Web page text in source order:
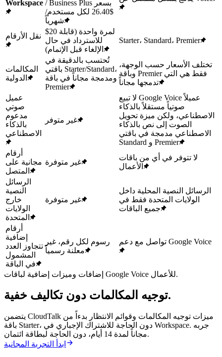
Workspace / Business Plus بسعر
$26.40 لكل مستخدم/
شهرياً
نقل الأرقام
$20 لمرة واحدة (قابلة
للاسترداد في حال
الإلغاء قبل الإتمام)
Starter، Standard، Premier
المكالمات
الدولية
تُحتسب بالدقيقة في
باقتي Starter/Standard،
ومدمجة مجاناً في باقة
Premier
تختلف الأسعار حسب الوجهة،
وباقة Premier فقط هي التي
تدمجها مجاناً
عميل
صوتي
مدعوم
بالذكاء
الاصطناعي
غير متوفر
لا تبيع Google Voice عميلاً
صوتياً مستقلاً بالذكاء
الاصطناعي، ولكن ميزة تحويل
الصوت إلى نص بالذكاء
الاصطناعي مدمجة في باقتي
Standard و Premier
أرقام
مجانية على
المتصل
غير متوفرة
لا تتوفر في أي من باقات
الأعمال
الرسائل
النصية
خارج
الولايات
المتحدة
غير متوفرة
الرسائل النصية المحلية داخل
الولايات المتحدة فقط في
جميع الباقات
أرقام
إضافية
تتجاوز العدد
المشمول
في الباقة
رسوم لكل رقم، غير
معلنة رسمياً
تواصل مع دعم Google Voice
إضافات وميزات إضافية لباقات Google Voice للأعمال.
توجيه المكالمات دون تكاليف خفية.
يتضمن CloudTalk ميزات توجيه المكالمات وقوائم الانتظار بدءاً من
باقة Starter، دون الحاجة للاشتراك الإجباري في Workspace. جربه
مجاناً لمدة 14 أيام، دون الحاجة لبطاقة ائتمان.
ابدأ التجربة المجانية